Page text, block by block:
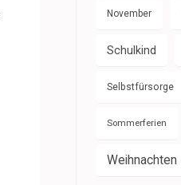
November
Schulkind
Selbstfürsorge
Sommerferien
Weihnachten